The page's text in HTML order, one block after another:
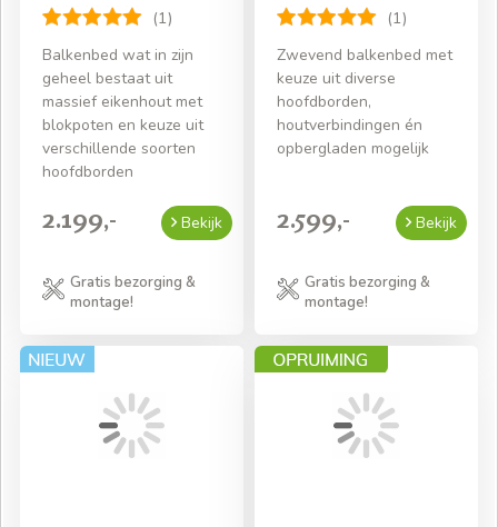
(1)
Balkenbed wat in zijn
geheel bestaat uit
massief eikenhout met
blokpoten en keuze uit
verschillende soorten
hoofdborden
2.199,- Bekijk
Gratis bezorging &
montage!
(1)
Zwevend balkenbed met
keuze uit diverse
hoofdborden,
houtverbindingen én
opbergladen mogelijk
2.599,- Bekijk
Gratis bezorging &
montage!